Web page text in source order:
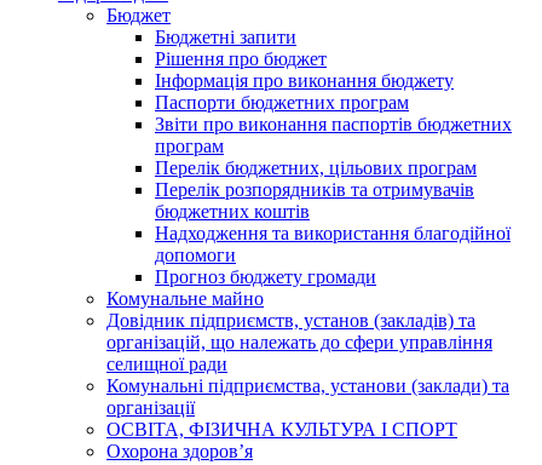
Бюджет
Бюджетні запити
Рішення про бюджет
Інформація про виконання бюджету
Паспорти бюджетних програм
Звіти про виконання паспортів бюджетних
програм
Перелік бюджетних, цільових програм
Перелік розпорядників та отримувачів
бюджетних коштів
Надходження та використання благодійної
допомоги
Прогноз бюджету громади
Комунальне майно
Довідник підприємств, установ (закладів) та
організацій, що належать до сфери управління
селищної ради
Комунальні підприємства, установи (заклади) та
організації
ОСВІТА, ФІЗИЧНА КУЛЬТУРА І СПОРТ
Охорона здоров’я